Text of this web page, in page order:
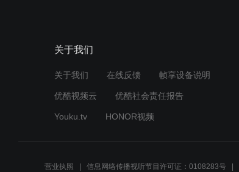
关于我们
关于我们 在线反馈 帧享设备说明
优酷视频云 优酷社会责任报告
Youku.tv HONOR视频
营业执照 信息网络传播视听节目许可证：0108283号